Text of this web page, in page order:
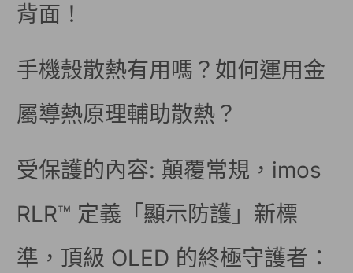
背面！
手機殼散熱有用嗎？如何運用金
屬導熱原理輔助散熱？
受保護的內容: 顛覆常規，imos
RLR™ 定義「顯示防護」新標
準，頂級 OLED 的終極守護者：